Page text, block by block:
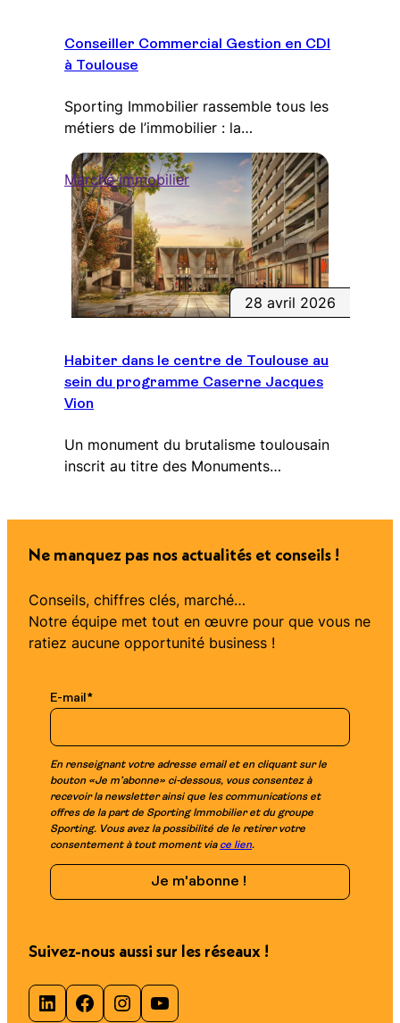
Conseiller Commercial Gestion en CDI
à Toulouse
Sporting Immobilier rassemble tous les
métiers de l’immobilier : la…
Marché immobilier
28 avril 2026
Habiter dans le centre de Toulouse au
sein du programme Caserne Jacques
Vion
Un monument du brutalisme toulousain
inscrit au titre des Monuments…
Ne manquez pas nos actualités et conseils !
Conseils, chiffres clés, marché…
Notre équipe met tout en œuvre pour que vous ne
ratiez aucune opportunité business !
E-mail*
En renseignant votre adresse email et en cliquant sur le
bouton «Je m’abonne» ci-dessous, vous consentez à
recevoir la newsletter ainsi que les communications et
offres de la part de Sporting Immobilier et du groupe
Sporting. Vous avez la possibilité de le retirer votre
consentement à tout moment via ce lien.
Suivez-nous aussi sur les réseaux !
LinkedIn Facebook Instagram YouTube